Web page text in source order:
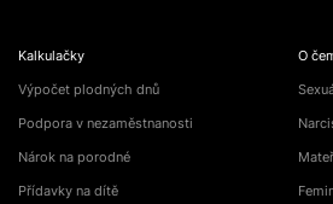
Kalkulačky
Výpočet plodných dnů
Podpora v nezaměstnanosti
Nárok na porodné
Přídavky na dítě
O